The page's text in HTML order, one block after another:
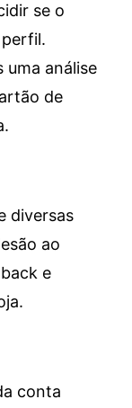
se o
uma análise
de
diversas
ao
e
conta